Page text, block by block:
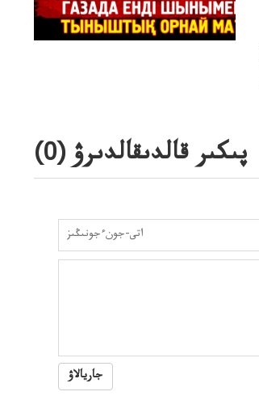
پىكىر قالدىقالدىرۋ (0
)
جاريالاۋ